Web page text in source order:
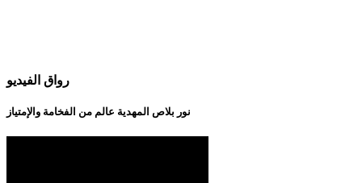
رواق الفيديو
نور بلاص المهدية عالم من الفخامة والإمتياز